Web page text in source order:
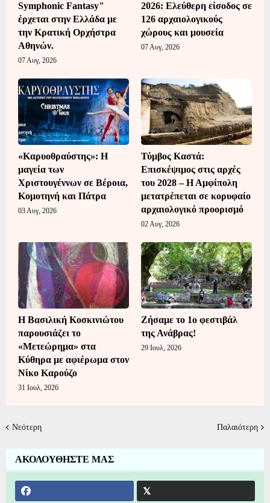
Symphonic Fantasy"
έρχεται στην Ελλάδα με
την Κρατική Ορχήστρα
Αθηνών.
07 Αυγ, 2026
2026: Ελεύθερη είσοδος σε
126 αρχαιολογικούς
χώρους και μουσεία
07 Αυγ, 2026
«Καρυοθραύστης»: Η
μαγεία των
Χριστουγέννων σε Βέροια,
Κομοτηνή και Πάτρα
03 Αυγ, 2026
Τύμβος Καστά:
Επισκέψιμος στις αρχές
του 2028 – Η Αμφίπολη
μετατρέπεται σε κορυφαίο
αρχαιολογικό προορισμό
02 Αυγ, 2026
Η Βασιλική Κοσκινιώτου
παρουσιάζει το
«Μετεώρημα» στα
Κύθηρα με αφιέρωμα στον
Νίκο Καρούζο
31 Ιουλ, 2026
Ζήσαμε το 1ο φεστιβάλ
της Ανάβρας!
29 Ιουλ, 2026
Νεότερη Παλαιότερη
ΑΚΟΛΟΥΘΗΣΤΕ ΜΑΣ